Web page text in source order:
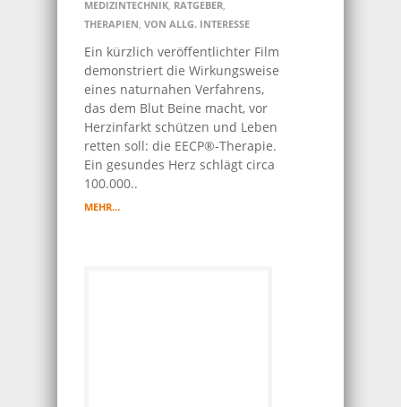
MEDIZINTECHNIK, RATGEBER,
THERAPIEN, VON ALLG. INTERESSE
Ein kürzlich veröffentlichter Film
demonstriert die Wirkungsweise
eines naturnahen Verfahrens,
das dem Blut Beine macht, vor
Herzinfarkt schützen und Leben
retten soll: die EECP®-Therapie.
Ein gesundes Herz schlägt circa
100.000..
MEHR…